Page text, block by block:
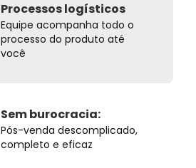
Processos logísticos
Equipe acompanha todo o
processo do produto até
você
Sem burocracia:
Pós-venda descomplicado,
completo e eficaz